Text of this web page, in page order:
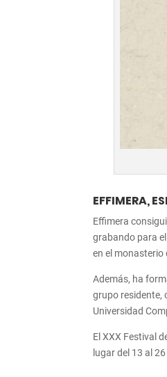
EFFIMERA,
Effimera
grabando para
en el monasterio
Además, ha
grupo residente,
Universidad
El XXX Festival
lugar del 13 al